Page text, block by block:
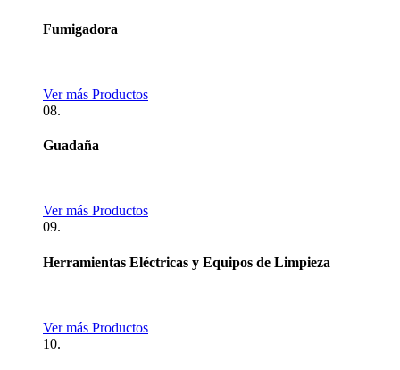
Fumigadora
Ver más Productos
08.
Guadaña
Ver más Productos
09.
Herramientas Eléctricas y Equipos de Limpieza
Ver más Productos
10.